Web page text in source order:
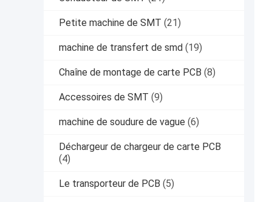
Petite machine de SMT (21)
machine de transfert de smd (19)
Chaîne de montage de carte PCB (8)
Accessoires de SMT (9)
machine de soudure de vague (6)
Déchargeur de chargeur de carte PCB
(4)
Le transporteur de PCB (5)